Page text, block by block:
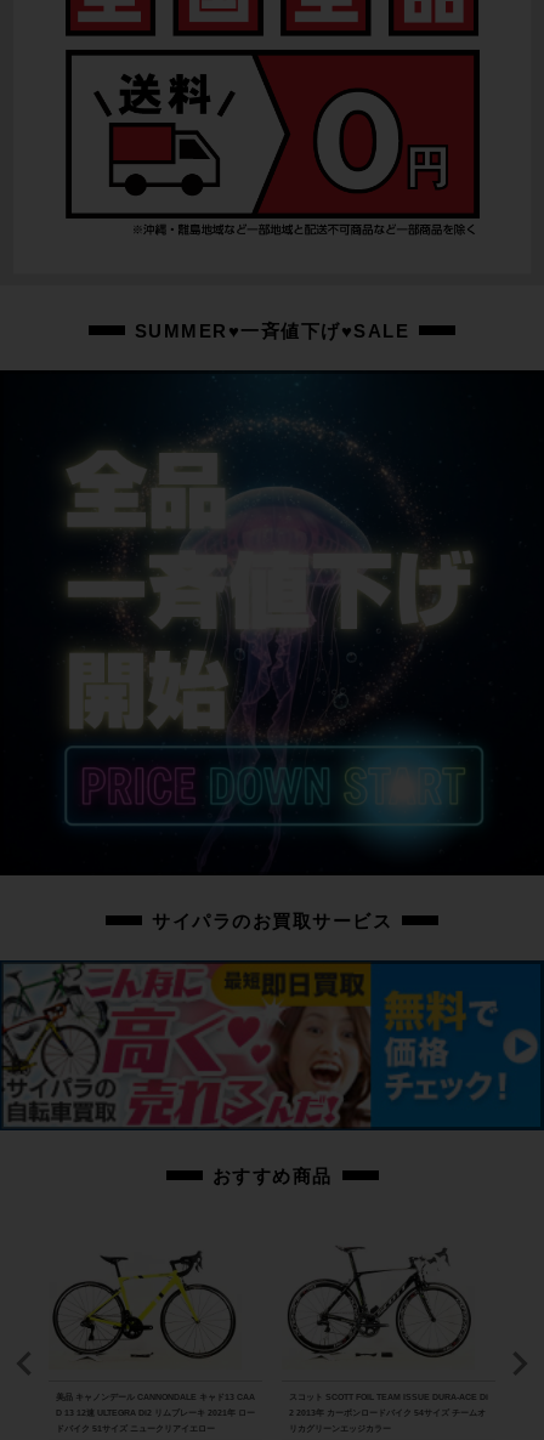
SUMMER♥一斉値下げ♥SALE
サイパラのお買取サービス
おすすめ商品
美品 キャノンデール CANNONDALE キャド13 CAA
D 13 12速 ULTEGRA Di2 リムブレーキ 2021年 ロー
ドバイク 51サイズ ニュークリアイエロー
スコット SCOTT FOIL TEAM ISSUE DURA-ACE Di
2 2013年 カーボンロードバイク 54サイズ チームオ
リカグリーンエッジカラー